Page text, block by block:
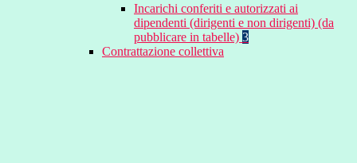
Incarichi conferiti e autorizzati ai
dipendenti (dirigenti e non dirigenti) (da
pubblicare in tabelle) 3
Contrattazione collettiva